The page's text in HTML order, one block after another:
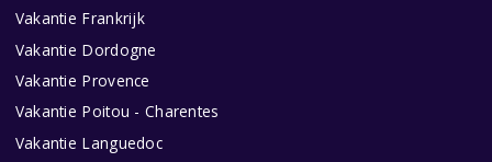
Vakantie Frankrijk
Vakantie Dordogne
Vakantie Provence
Vakantie Poitou - Charentes
Vakantie Languedoc